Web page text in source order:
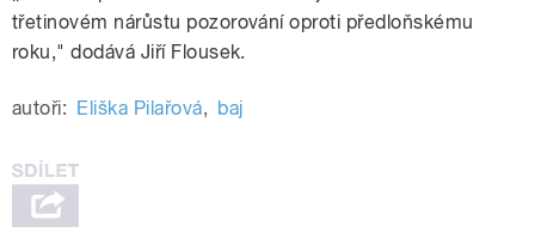
třetinovém nárůstu pozorování oproti předloňskému
roku," dodává Jiří Flousek.
autoři: Eliška Pilařová, baj